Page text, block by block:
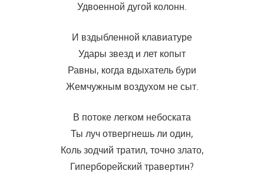
Удвоенной дугой колонн.
И вздыбленной клавиатуре
Удары звезд и лет копыт
Равны, когда вдыхатель бури
Жемчужным воздухом не сыт.
В потоке легком небоската
Ты луч отвергнешь ли один,
Коль зодчий тратил, точно злато,
Гиперборейский травертин?